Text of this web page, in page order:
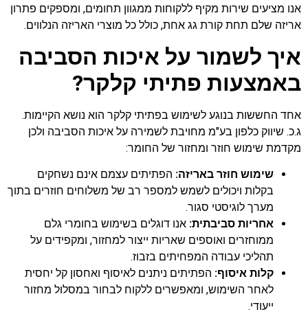
אנו מציעים שירות מקיף ללקוחות ממגוון תחומים, ומספקים פתרון
אריזה שלם תחת קורת גג אחת, כולל כל מוצרי האריזה הנלווים.
איך לשמור על איכות הסביבה
באמצעות פתיתי קלקר?
אחד החששות בנוגע לשימוש בפתיתי קלקר הוא נושא הקיימות.
ג.כ. שיווק כלפון בע"מ מחויבת לשמירה על איכות הסביבה ולכן
מקדמת שימוש חוזר ומחזור של החומר:
שימוש חוזר באריזה: הפתיתים עצמם אינם נשחקים
בקלות ויכולים לשמש למספר רב של משלוחים חוזרים בתוך
מערך לוגיסטי סגור.
אחריות סביבתית: אנו דוגלים בשימוש בחומרי גלם
ממוחזרים ואוספים שאריות ייצור למחזור, ומקפידים על
תהליכי עבודה המפחיתים בזבוז.
קלות איסוף: הפתיתים ניתנים לאיסוף ואחסון קל יחסית
לאחר השימוש, ומאפשרים ללקוח לבחור במסלול מחזור
ייעודי.